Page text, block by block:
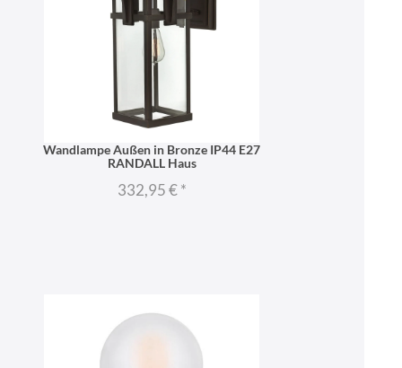
Wandlampe Außen in Bronze IP44 E27
RANDALL Haus
332,95 €*